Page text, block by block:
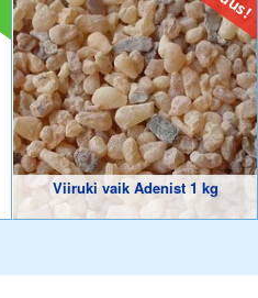
Viiruki vaik Adenist 1 kg